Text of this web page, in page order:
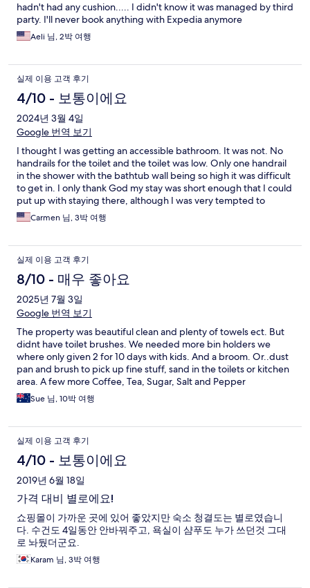
hadn't had any cushion..... I didn't know it was managed by third
party. I'll never book anything with Expedia anymore
Aeli 님, 2박 여행
실제 이용 고객 후기
4/10 - 보통이에요
2024년 3월 4일
Google 번역 보기
I thought I was getting an accessible bathroom. It was not. No
handrails for the toilet and the toilet was low. Only one handrail
in the shower with the bathtub wall being so high it was difficult
to get in. I only thank God my stay was short enough that I could
put up with staying there, although I was very tempted to
move. It was uncomfortable for me.
Carmen 님, 3박 여행
실제 이용 고객 후기
8/10 - 매우 좋아요
2025년 7월 3일
Google 번역 보기
The property was beautiful clean and plenty of towels ect. But
didnt have toilet brushes. We needed more bin holders we
where only given 2 for 10 days with kids. And a broom. Or..dust
pan and brush to pick up fine stuff, sand in the toilets or kitchen
area. A few more Coffee, Tea, Sugar, Salt and Pepper
ingredients wouldnt go astray. Its is a lovely big lounge area to
feel homely. Just need a bit more for thought...in the kitchen,
the young guy on the front desk...family man with 4 kids. And
gave him a nice tip, for his help planning our way around the
city, ubers calls...ect. Our plane arrived at 11.30 so we got in a
2.30 early...4.00 checks seems the norm...but if the room is
ready...it shouldnt be a issue..a quick message and we where in.
It made our day run more smoothly...sitting around in foyer
waiting to get in...was hard. So the front desk allowed us to go
into the pool...which we where eternal grateful for. The
convenience of being near a major shopping center was
great...quick dinner in food courts, made the family life easier
for all. Waikiki was too busy for me...but each to there own.
Rooms are spacious and views lovely...no need for Air
Sue 님, 10박 여행
실제 이용 고객 후기
4/10 - 보통이에요
2019년 6월 18일
가격 대비 별로에요!
쇼핑몰이 가까운 곳에 있어 좋았지만 숙소 청결도는 별로였습니
다. 수건도 4일동안 안바꿔주고, 욕실이 샴푸도 누가 쓰던것 그대
로 놔뒀더군요.
Karam 님, 3박 여행